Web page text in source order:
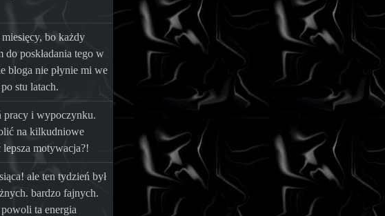
bo każdy
poskładania tego w
bloga nie płynie mi we
stu latach.
pracy i wypoczynku.
na kilkudniowe
motywacja?!
ale ten tydzień był
bardzo fajnych.
ta energia